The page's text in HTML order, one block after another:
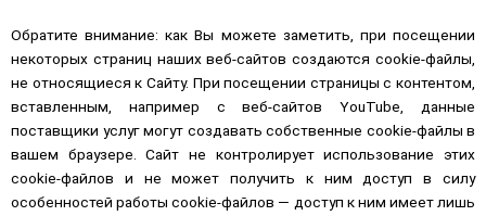
Обратите внимание: как Вы можете заметить, при посещении
некоторых страниц наших веб-сайтов создаются cookie-файлы,
не относящиеся к Сайту. При посещении страницы с контентом,
вставленным, например с веб-сайтов YouTube, данные
поставщики услуг могут создавать собственные cookie-файлы в
вашем браузере. Сайт не контролирует использование этих
cookie-файлов и не может получить к ним доступ в силу
особенностей работы cookie-файлов — доступ к ним имеет лишь